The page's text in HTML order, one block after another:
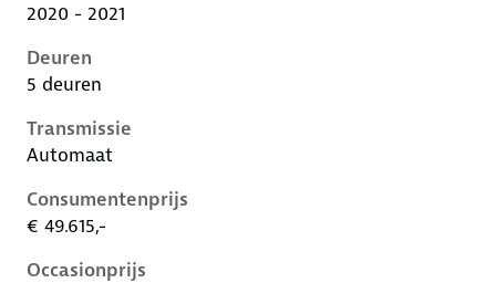
2020 - 2021
Deuren
5 deuren
Transmissie
Automaat
Consumentenprijs
€ 49.615,-
Occasionprijs